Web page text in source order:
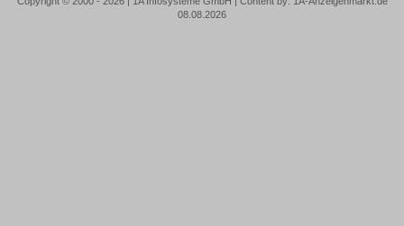
08.08.2026